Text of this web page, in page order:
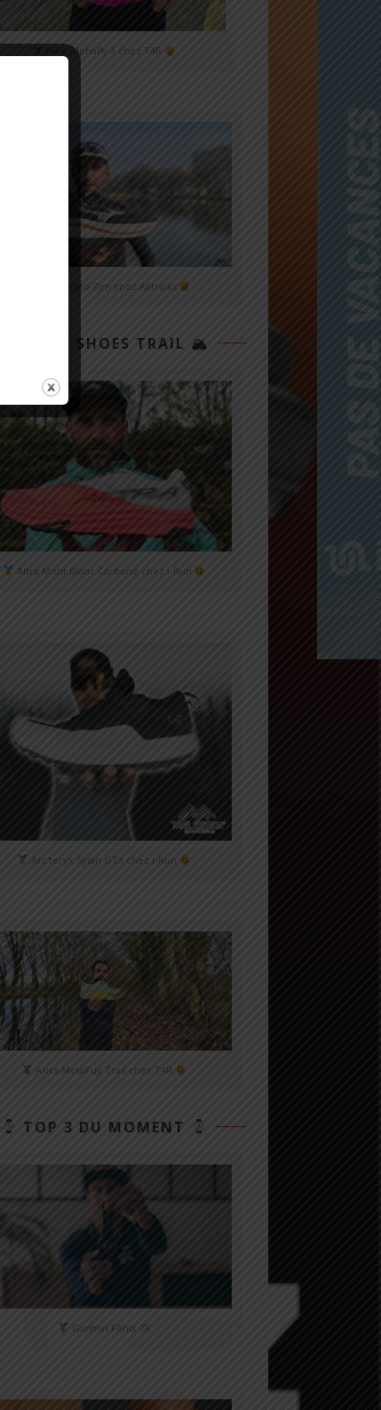
Nike Alphafly 3 chez T4R
Mizuno Neo Zen chez Alltricks
TOP 3 SHOES TRAIL 🏔
Altra Mont Blanc Carbone chez i-Run
Arc'teryx Sylan GTX chez i-Run
Asics MetaFuji Trail chez T4R
TOP 3 DU MOMENT
Garmin Fénix 7X